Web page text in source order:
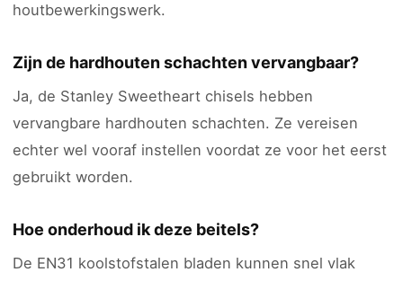
houtbewerkingswerk.
Zijn de hardhouten schachten vervangbaar?
Ja, de Stanley Sweetheart chisels hebben
vervangbare hardhouten schachten. Ze vereisen
echter wel vooraf instellen voordat ze voor het eerst
gebruikt worden.
Hoe onderhoud ik deze beitels?
De EN31 koolstofstalen bladen kunnen snel vlak